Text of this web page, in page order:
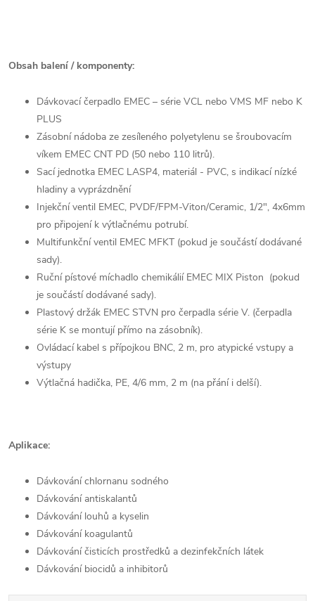
Obsah balení / komponenty:
Dávkovací čerpadlo EMEC – série VCL nebo VMS MF nebo K
PLUS
Zásobní nádoba ze zesíleného polyetylenu se šroubovacím
víkem EMEC CNT PD (50 nebo 110 litrů).
Sací jednotka EMEC LASP4, materiál - PVC, s indikací nízké
hladiny a vyprázdnění
Injekční ventil EMEC, PVDF/FPM-Viton/Ceramic, 1/2", 4x6mm
pro připojení k výtlačnému potrubí.
Multifunkční ventil EMEC MFKT (pokud je součástí dodávané
sady).
Ruční pístové míchadlo chemikálií EMEC MIX Piston (pokud
je součástí dodávané sady).
Plastový držák EMEC STVN pro čerpadla série V. (čerpadla
série K se montují přímo na zásobník).
Ovládací kabel s přípojkou BNC, 2 m, pro atypické vstupy a
výstupy
Výtlačná hadička, PE, 4/6 mm, 2 m (na přání i delší).
Aplikace:
Dávkování chlornanu sodného
Dávkování antiskalantů
Dávkování louhů a kyselin
Dávkování koagulantů
Dávkování čisticích prostředků a dezinfekčních látek
Dávkování biocidů a inhibitorů